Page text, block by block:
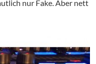
nur Fake. Aber nett